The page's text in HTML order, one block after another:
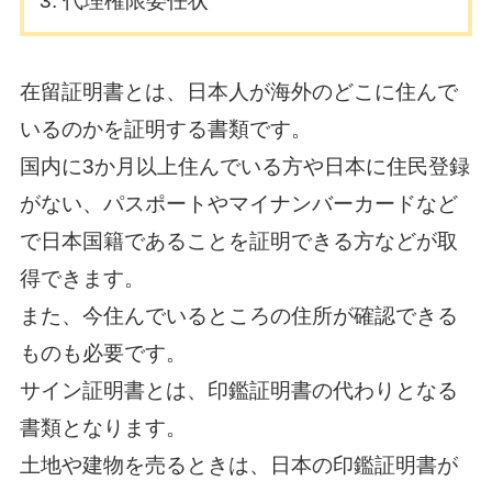
在留証明書とは、日本人が海外のどこに住んで
いるのかを証明する書類です。
国内に3か月以上住んでいる方や日本に住民登録
がない、パスポートやマイナンバーカードなど
で日本国籍であることを証明できる方などが取
得できます。
また、今住んでいるところの住所が確認できる
ものも必要です。
サイン証明書とは、印鑑証明書の代わりとなる
書類となります。
土地や建物を売るときは、日本の印鑑証明書が